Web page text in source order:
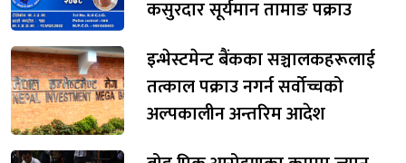
कसुरदार सूर्यमान तामाङ पक्राउ
इन्भेस्टमेन्ट बैंकका सञ्चालकहरूलाई
तत्काल पक्राउ नगर्न सर्वोच्चको
अल्पकालीन अन्तरिम आदेश